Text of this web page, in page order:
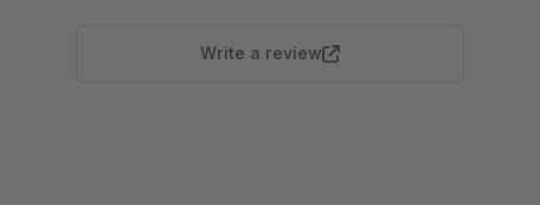
Write a review